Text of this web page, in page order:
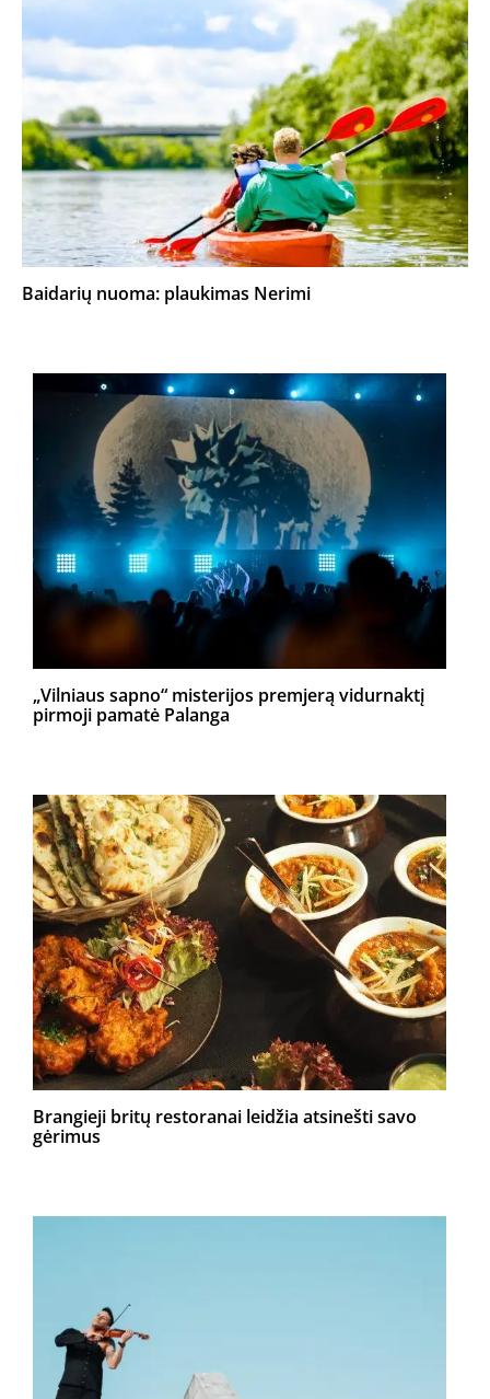
Baidarių nuoma: plaukimas Nerimi
„Vilniaus sapno“ misterijos premjerą vidurnaktį
pirmoji pamatė Palanga
Brangieji britų restoranai leidžia atsinešti savo
gėrimus